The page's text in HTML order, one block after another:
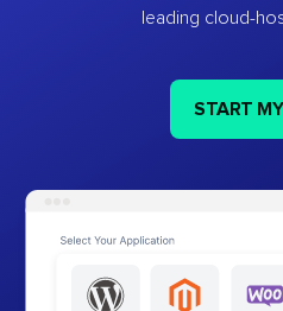
leading cloud-
START